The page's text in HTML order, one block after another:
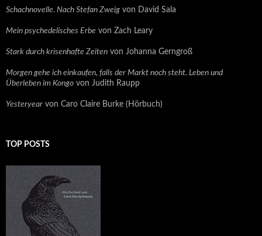
Schachnovelle. Nach Stefan Zweig von David Sala
Mein psychedelisches Erbe von Zach Leary
Stark durch krisenhafte Zeiten von Johanna Gerngroß
Morgen gehe ich einkaufen, falls der Markt noch steht. Leben und
Überleben im Kongo von Judith Raupp
Yesteryear von Caro Claire Burke (Hörbuch)
TOP POSTS